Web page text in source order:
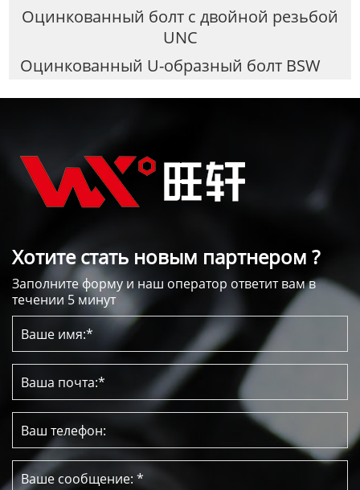
Оцинкованный болт с двойной резьбой
UNC
Оцинкованный U-образный болт BSW
Хотите стать новым партнером ?
Заполните форму и наш оператор ответит вам в
течении 5 минут